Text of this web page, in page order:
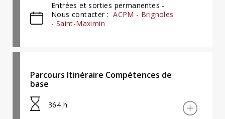
Entrées et sorties permanentes -
Nous contacter :ACPM - Brignoles
- Saint-Maximin
Parcours Itinéraire Compétences de
base
364 h